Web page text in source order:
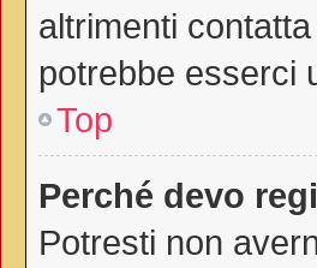
altrimenti
potrebbe esserci
Top
Perché devo
Potresti non